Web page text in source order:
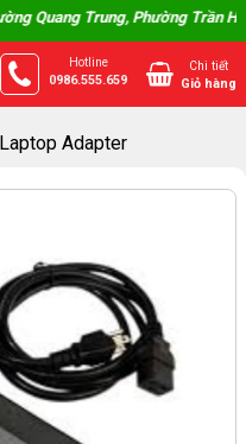
Trung, Phường Trần Hưng
Hotline
0986.555.659
Chi tiết
Giỏ hàng
Adapter